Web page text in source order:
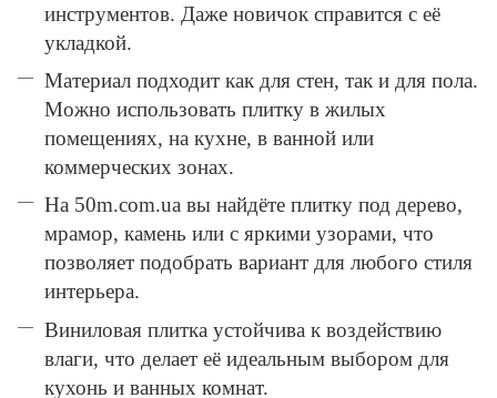
инструментов. Даже новичок справится с её
укладкой.
Материал подходит как для стен, так и для пола.
Можно использовать плитку в жилых
помещениях, на кухне, в ванной или
коммерческих зонах.
На 50m.com.ua вы найдёте плитку под дерево,
мрамор, камень или с яркими узорами, что
позволяет подобрать вариант для любого стиля
интерьера.
Виниловая плитка устойчива к воздействию
влаги, что делает её идеальным выбором для
кухонь и ванных комнат.